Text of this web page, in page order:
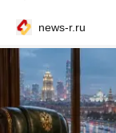
news-r.ru